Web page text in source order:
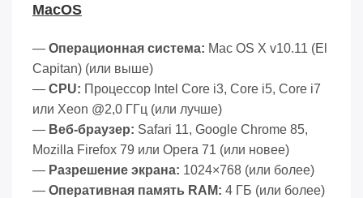
MacOS
— Операционная система: Mac OS X v10.11 (El
Capitan) (или выше)
— CPU: Процессор Intel Core i3, Core i5, Core i7
или Xeon @2,0 ГГц (или лучше)
— Веб-браузер: Safari 11, Google Chrome 85,
Mozilla Firefox 79 или Opera 71 (или новее)
— Разрешение экрана: 1024×768 (или более)
— Оперативная память RAM: 4 ГБ (или более)